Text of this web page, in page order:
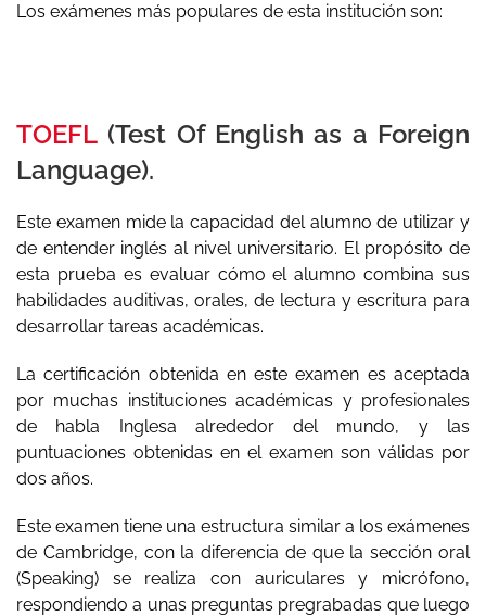
Los exámenes más populares de esta institución son:
TOEFL (Test Of English as a Foreign
Language).
Este examen mide la capacidad del alumno de utilizar y
de entender inglés al nivel universitario. El propósito de
esta prueba es evaluar cómo el alumno combina sus
habilidades auditivas, orales, de lectura y escritura para
desarrollar tareas académicas.
La certificación obtenida en este examen es aceptada
por muchas instituciones académicas y profesionales
de habla Inglesa alrededor del mundo, y las
puntuaciones obtenidas en el examen son válidas por
dos años.
Este examen tiene una estructura similar a los exámenes
de Cambridge, con la diferencia de que la sección oral
(Speaking) se realiza con auriculares y micrófono,
respondiendo a unas preguntas pregrabadas que luego